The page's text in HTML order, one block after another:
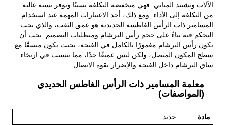
الآلات وتشييد المباني. فهي منخفضة التكلفة نسبيًا وتوفر نسبة عالية
من التكلفة إلى الأداء. ومع ذلك، أحد الاعتبارات المهمة عند استخدام
المسامير ذات الرأس الغاطسة الحديدية هو عمق الثقب، والذي يجب
التحكم فيه بناءً على حجم رأس البرشام ومتطلبات التصميم. يجب أن
يكون رأس البرشام مغمورًا بالكامل في الفتحة، بحيث يكون متسقًا مع
سطح المكون المتصل، ولكن ليس عميقًا جدًا، مما يتسبب في ارتخاء
ساق البرشام داخل الفتحة والإضرار بقوة الاتصال.
معلمة المسامير ذات الرأس الغاطس الحديدي
(المواصفات)
مادة
حديد